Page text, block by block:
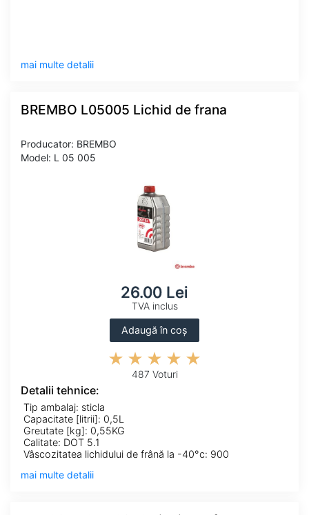
mai multe detalii
BREMBO L05005 Lichid de frana
Producator: BREMBO
Model: L 05 005
26.00 Lei
TVA inclus
Adaugă în coș
487 Voturi
Detalii tehnice:
Tip ambalaj: sticla
Capacitate [litrii]: 0,5L
Greutate [kg]: 0,55KG
Calitate: DOT 5.1
Vâscozitatea lichidului de frână la -40°c: 900
mai multe detalii